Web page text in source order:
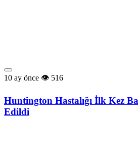
10 ay önce 516
Huntington Hastalığı İlk Kez
Edildi